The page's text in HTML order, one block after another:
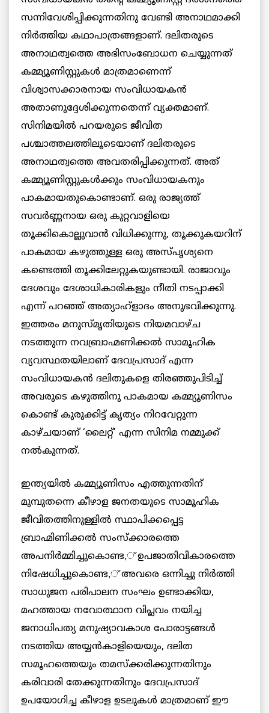
സന്നിവേശിപ്പിക്കുന്നതിനു വേണ്ടി അനാഥമാക്കി
നിര്‍ത്തിയ കഥാപാത്രങ്ങളാണ്. ദലിതരുടെ
അനാഥത്വത്തെ അഭിസംബോധന ചെയ്യുന്നത്
കമ്മ്യൂണിസ്റ്റുകള്‍ മാത്രമാണെന്ന്
വിശ്വാസക്കാരനായ സംവിധായകന്‍
അതാണുദ്ദേശിക്കുന്നതെന്ന് വ്യക്തമാണ്.
സിനിമയില്‍ പറയരുടെ ജീവിത
പശ്ചാത്തലത്തിലൂടെയാണ് ദലിതരുടെ
അനാഥത്വത്തെ അവതരിപ്പിക്കുന്നത്. അത്
കമ്മ്യൂണിസ്റ്റുകള്‍ക്കും സംവിധായകനും
പാകമായതുകൊണ്ടാണ്. ഒരു രാജ്യത്ത്
സവര്‍ണ്ണനായ ഒരു കുറ്റവാളിയെ
തൂക്കികൊല്ലുവാന്‍ വിധിക്കുന്നു, തൂക്കുകയറിന്
പാകമായ കഴുത്തുള്ള ഒരു അസ്പൃശ്യനെ
കണ്ടെത്തി തൂക്കിലേറ്റുകയുണ്ടായി. രാജാവും
ദേശവും ദേശാധികാരികളും നീതി നടപ്പാക്കി
എന്ന് പറഞ്ഞ് അത്യാഹ്‌ളാദം അനുഭവിക്കുന്നു.
ഇത്തരം മനുസ്മൃതിയുടെ നിയമവാഴ്ച
നടത്തുന്ന നവബ്രാഹ്മണിക്കല്‍ സാമൂഹിക
വ്യവസ്ഥതയിലാണ് ദേവപ്രസാദ് എന്ന
സംവിധായകന്‍ ദലിതുകളെ തിരഞ്ഞുപിടിച്ച്
അവരുടെ കഴുത്തിനു പാകമായ കമ്മ്യൂണിസം
കൊണ്ട് കുരുക്കിട്ട് കൃത്യം നിറവേറ്റുന്ന
കാഴ്ചയാണ് ‘ലൈറ്റ്’ എന്ന സിനിമ നമ്മുക്ക്
നല്‍കുന്നത്.
ഇന്ത്യയില്‍ കമ്മ്യൂണിസം എത്തുന്നതിന്
മുമ്പുതന്നെ കീഴാള ജനതയുടെ സാമൂഹിക
ജീവിതത്തിനുള്ളില്‍ സ്ഥാപിക്കപ്പെട്ട
ബ്രാഹ്മിണിക്കല്‍ സംസ്‌ക്കാരത്തെ
അപനിര്‍മ്മിച്ചുകൊണ്ട,് ഉപജാതിവികാരത്തെ
നിഷേധിച്ചുകൊണ്ട,് അവരെ ഒന്നിച്ചു നിര്‍ത്തി
സാധുജന പരിപാലന സംഘം ഉണ്ടാക്കിയ,
മഹത്തായ നവോത്ഥാന വിപ്ലവം നയിച്ച
ജനാധിപത്യ മനുഷ്യാവകാശ പോരാട്ടങ്ങള്‍
നടത്തിയ അയ്യന്‍കാളിയെയും, ദലിത
സമൂഹത്തെയും തമസ്‌ക്കരിക്കുന്നതിനും
കരിവാരി തേക്കുന്നതിനും ദേവപ്രസാദ്
ഉപയോഗിച്ച കീഴാള ഉടലുകള്‍ മാത്രമാണ് ഈ